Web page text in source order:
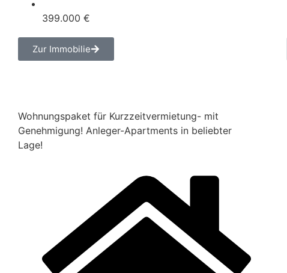
399.000 €
Zur Immobilie
Wohnungspaket für Kurzzeitvermietung- mit
Genehmigung! Anleger-​Apartments in beliebter
Lage!